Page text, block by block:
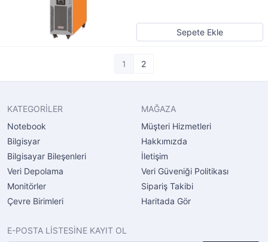
Sepete Ekle
1 2
KATEGORİLER
Notebook
Bilgisyar
Bilgisayar Bileşenleri
Veri Depolama
Monitörler
Çevre Birimleri
MAĞAZA
Müşteri Hizmetleri
Hakkımızda
İletişim
Veri Güveniği Politikası
Sipariş Takibi
Haritada Gör
E-POSTA LİSTESİNE KAYIT OL